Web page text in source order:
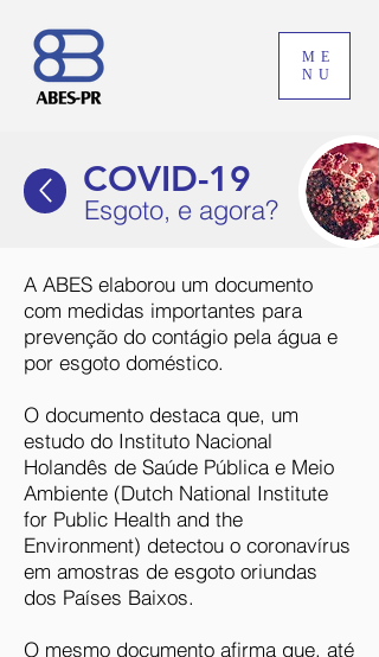
ME
NU
COVID-19
Esgoto, e agora?
A ABES elaborou um documento
com medidas importantes para
prevenção do contágio pela água e
por esgoto doméstico.
O documento destaca que, um
estudo do Instituto Nacional
Holandês de Saúde Pública e Meio
Ambiente (Dutch National Institute
for Public Health and the
Environment) detectou o coronavírus
em amostras de esgoto oriundas
dos Países Baixos.
O mesmo documento afirma que, até